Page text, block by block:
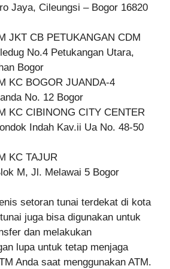
Jaya, Cileungsi – Bogor 16820
JKT CB PETUKANGAN CDM
No.4 Petukangan Utara,
Bogor
KC BOGOR JUANDA-4
No. 12 Bogor
KC CIBINONG CITY CENTER
Indah Kav.ii Ua No. 48-50
KC TAJUR
M, Jl. Melawai 5 Bogor
setoran tunai terdekat di kota
juga bisa digunakan untuk
dan melakukan
lupa untuk tetap menjaga
Anda saat menggunakan ATM.